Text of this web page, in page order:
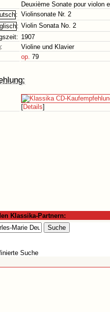
Deuxième Sonate pour violon
: Violinsonate Nr. 2
: Violin Sonata No. 2
1907
Violine und Klavier
op. 79
[Details]
Klassika-Partnern:
Suche